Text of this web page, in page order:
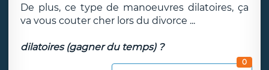
De plus, ce type de manoeuvres dilatoires, ça
va vous couter cher lors du divorce ...
dilatoires (gagner du temps) ?
0